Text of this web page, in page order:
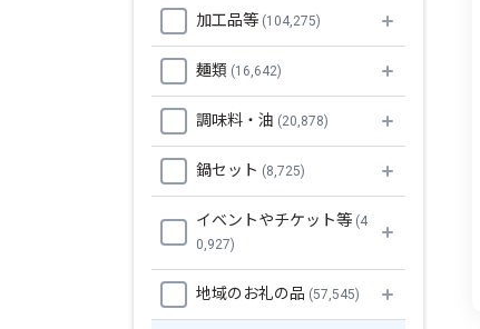
加工品等 (104,275)
麺類 (16,642)
調味料・油 (20,878)
鍋セット (8,725)
イベントやチケット等 (4
0,927)
地域のお礼の品 (57,545)